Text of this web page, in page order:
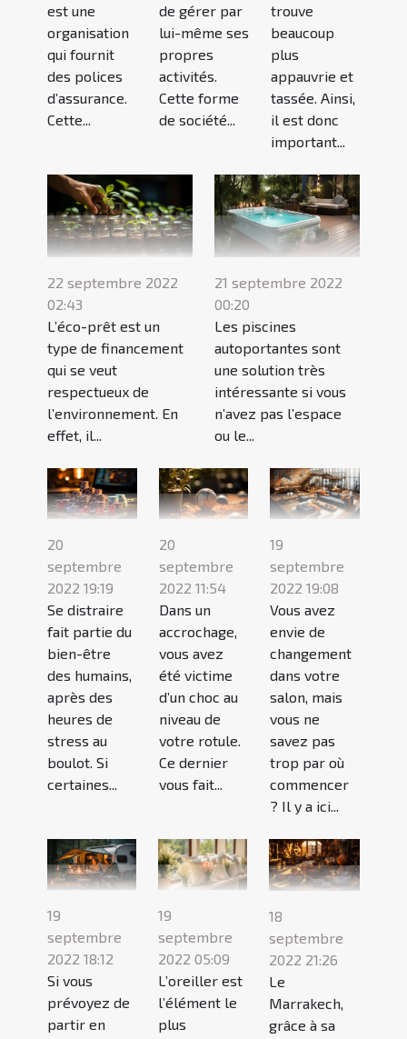
est une
organisation
qui fournit
des polices
d’assurance.
Cette...
de gérer par
lui-même ses
propres
activités.
Cette forme
de société...
trouve
beaucoup
plus
appauvrie et
tassée. Ainsi,
il est donc
important...
22 septembre 2022
02:43
L’éco-prêt est un
type de financement
qui se veut
respectueux de
l’environnement. En
effet, il...
21 septembre 2022
00:20
Les piscines
autoportantes sont
une solution très
intéressante si vous
n’avez pas l’espace
ou le...
20
septembre
2022 19:19
Se distraire
fait partie du
bien-être
des humains,
après des
heures de
stress au
boulot. Si
certaines...
20
septembre
2022 11:54
Dans un
accrochage,
vous avez
été victime
d’un choc au
niveau de
votre rotule.
Ce dernier
vous fait...
19
septembre
2022 19:08
Vous avez
envie de
changement
dans votre
salon, mais
vous ne
savez pas
trop par où
commencer
? Il y a ici...
19
septembre
2022 18:12
Si vous
prévoyez de
partir en
19
septembre
2022 05:09
L’oreiller est
l’élément le
plus
18
septembre
2022 21:26
Le
Marrakech,
grâce à sa